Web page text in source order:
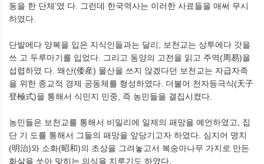
동을 한 단체’였 다. 그런데 한국역사는 이러한 사료들을 애써 무시
하였다.
단발에다 양복을 입은 지식인들과는 달리, 보천교는 상투에다 갓을
쓰 고 두루마기를 입었다. 그리고 동양의 고전을 읽고 주역(周易)을
섭렵하였 다. 왜산(倭産) 물산을 쓰지 않겠다던 보천교는 자급자족
을 위한 종교적 경제 공동체를 형성하였다. 더불어 천자등극식(天子
登極式)을 통해서 식민지 민중, 즉 농민들을 결집시켰다.
농민들은 보천교를 통해서 비밀리에 일제의 패망을 예언하였고, 집
단 기 도를 통해서 그들의 패망을 앞당기고자 하였다. 심지어 명치
(明治)와 소화(昭和)의 초상을 그려놓고서 복숭아나무 가지로 만든
화살을 쏘아 맞히는 의식을 치루기도 하였다.